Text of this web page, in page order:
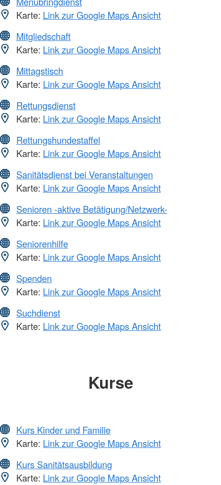
Karte: Link zur Google Maps Ansicht
Mitgliedschaft
Karte: Link zur Google Maps Ansicht
Mittagstisch
Karte: Link zur Google Maps Ansicht
Rettungsdienst
Karte: Link zur Google Maps Ansicht
Rettungshundestaffel
Karte: Link zur Google Maps Ansicht
Sanitätsdienst bei Veranstaltungen
Karte: Link zur Google Maps Ansicht
Senioren -aktive Betätigung/Netzwerk-
Karte: Link zur Google Maps Ansicht
Seniorenhilfe
Karte: Link zur Google Maps Ansicht
Spenden
Karte: Link zur Google Maps Ansicht
Suchdienst
Karte: Link zur Google Maps Ansicht
Kurse
Kurs Kinder und Familie
Karte: Link zur Google Maps Ansicht
Kurs Sanitätsausbildung
Karte: Link zur Google Maps Ansicht